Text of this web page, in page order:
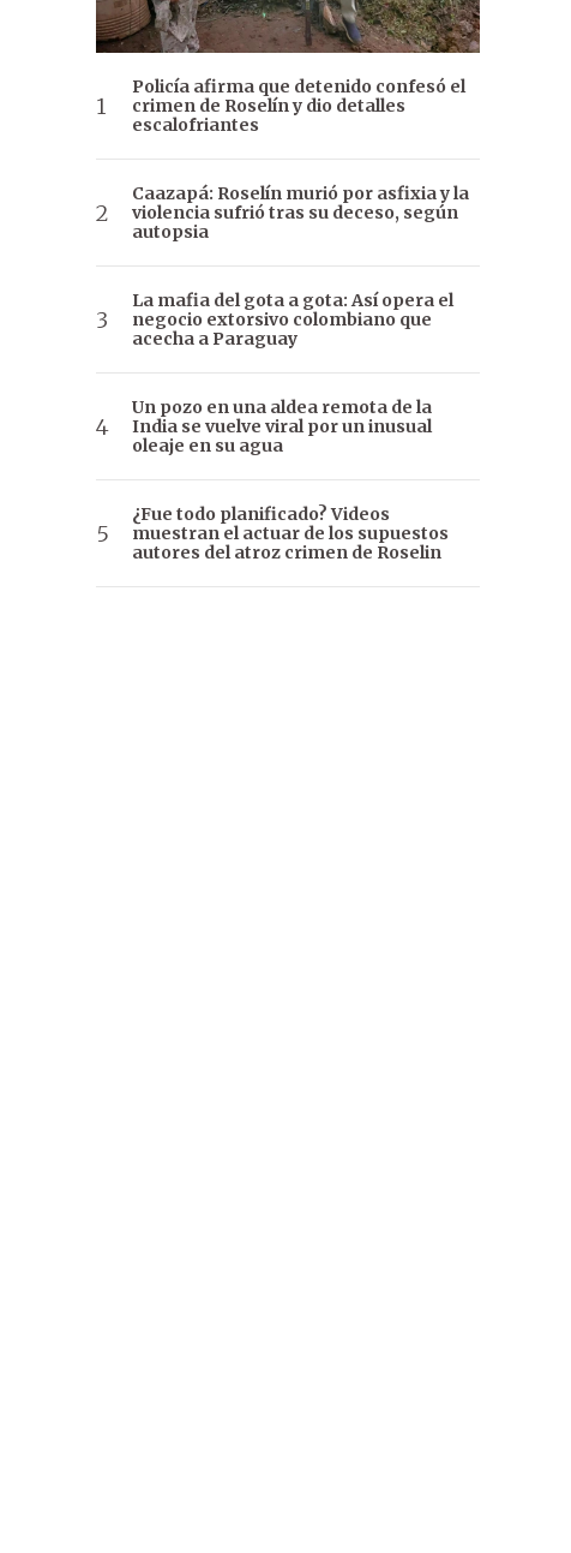
Policía afirma que detenido confesó el
crimen de Roselín y dio detalles
escalofriantes
Caazapá: Roselín murió por asfixia y la
violencia sufrió tras su deceso, según
autopsia
La mafia del gota a gota: Así opera el
negocio extorsivo colombiano que
acecha a Paraguay
Un pozo en una aldea remota de la
India se vuelve viral por un inusual
oleaje en su agua
¿Fue todo planificado? Videos
muestran el actuar de los supuestos
autores del atroz crimen de Roselin